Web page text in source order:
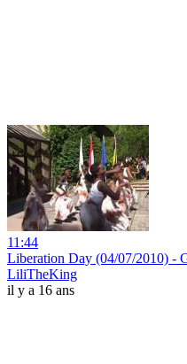
11:44
Liberation Day (04/07/2010) -
LiliTheKing
il y a 16 ans